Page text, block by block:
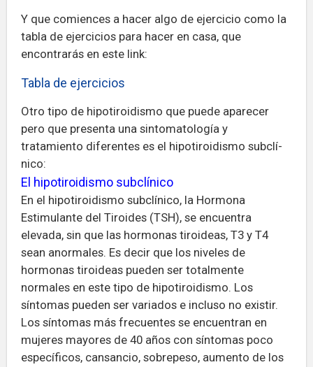
Y que comiences a hacer algo de ejercicio como la
tabla de ejercicios para hacer en casa, que
encontrarás en este link:
Tabla de ejercicios
Otro tipo de hipotiroidismo que puede aparecer
pero que presenta una sintomatologí­a y
tratamiento diferentes es el hipotiroidismo subclí­
nico:
El hipotiroidismo subclí­nico
En el hipotiroidismo subclínico, la Hormona
Estimulante del Tiroides (TSH), se encuentra
elevada, sin que las hormonas tiroideas, T3 y T4
sean anormales. Es decir que los niveles de
hormonas tiroideas pueden ser totalmente
normales en este tipo de hipotiroidismo. Los
síntomas pueden ser variados e incluso no existir.
Los síntomas más frecuentes se encuentran en
mujeres mayores de 40 años con síntomas poco
específicos, cansancio, sobrepeso, aumento de los